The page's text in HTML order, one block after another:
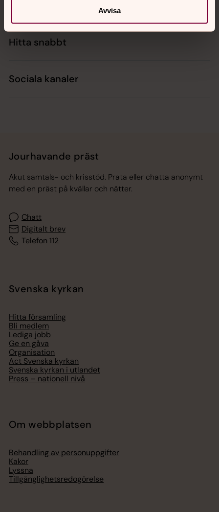
Avvisa
Hitta snabbt
Sociala kanaler
Jourhavande präst
Akut samtals- och krisstöd. Prata eller chatta anonymt
med en präst på kvällar och nätter.
Chatt
Digitalt brev
Telefon 112
Svenska kyrkan
Hitta församling
Bli medlem
Lediga jobb
Ge en gåva
Organisation
Act Svenska kyrkan
Svenska kyrkan i utlandet
Press – nationell nivå
Om webbplatsen
Behandling av personuppgifter
Kakor
Lyssna
Tillgänglighetsredogörelse